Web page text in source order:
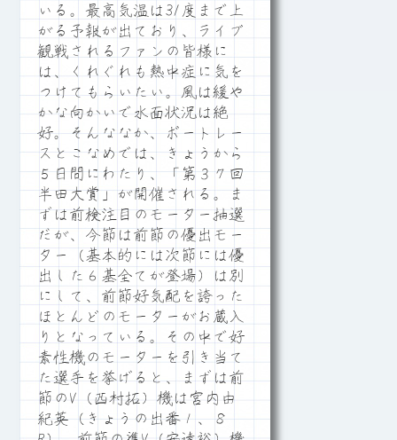
いる。最高気温は31度まで上
がる予報が出ており、ライブ
観戦されるファンの皆様に
は、くれぐれも熱中症に気を
つけてもらいたい。風は緩や
かな向かいで水面状況は絶
好。そんななか、ボートレー
スとこなめでは、きょうから
５日間にわたり、「第３７回
半田大賞」が開催される。ま
ずは前検注目のモーター抽選
だが、今節は前節の優出モー
ター（基本的には次節には優
出した６基全てが登場）は別
にして、前節好気配を誇った
ほとんどのモーターがお蔵入
りとなっている。その中で好
素性機のモーターを引き当て
た選手を挙げると、まずは前
節のV（西村拓）機は宮内由
紀英（きょうの出番１、８